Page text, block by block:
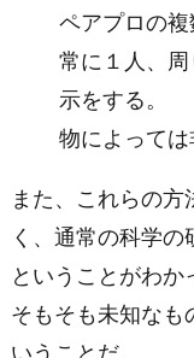
ペアプロの
常に１人、
示をする。
物によっては
また、これらの
く、通常の科学
ということがわか
そもそも未知なも